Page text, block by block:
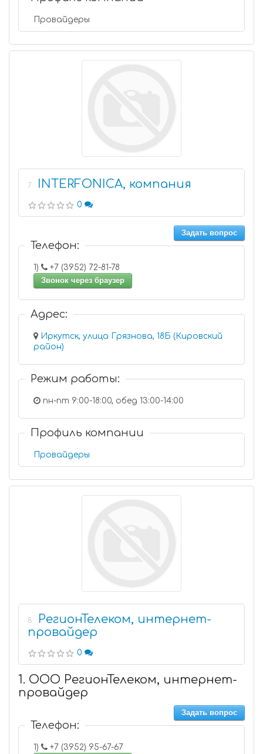
Провайдеры
7 INTERFONICA, компания
0
Задать вопрос
Телефон:
1)
+7 (3952) 72-81-78
Звонок через браузер
Адрес:
Иркутск, улица Грязнова, 18Б (Кировский
район)
Режим работы:
пн-пт 9:00-18:00, обед 13:00-14:00
Профиль компании
Провайдеры
8
РегионТелеком, интернет-
провайдер
0
1. ООО РегионТелеком, интернет-
провайдер
Задать вопрос
Телефон:
1) +7 (3952) 95-67-67